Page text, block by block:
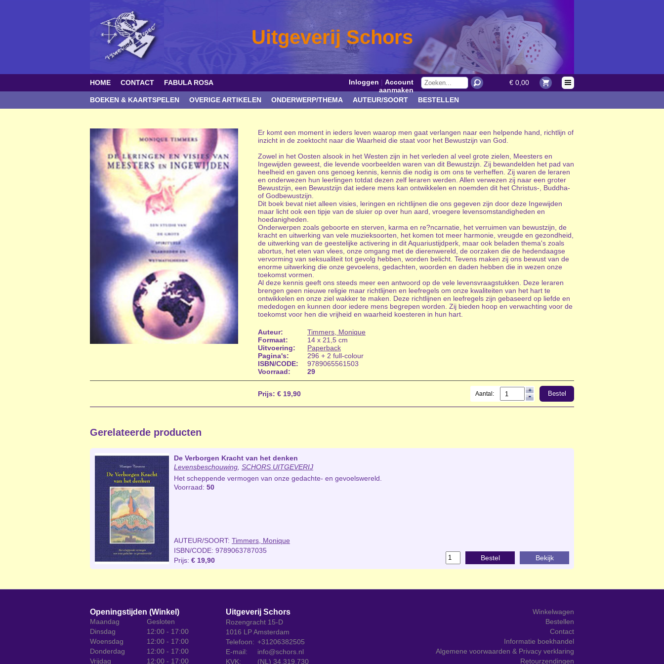
HOME CONTACT FABULA ROSA € 0,00
Inloggen | Account
aanmaken
Uitgeverij Schors
BOEKEN & KAARTSPELEN OVERIGE ARTIKELEN ONDERWERP/THEMA AUTEUR/SOORT BESTELLEN
Er komt een moment in ieders leven waarop men gaat verlangen naar een helpende hand, richtlijn of
inzicht in de zoektocht naar die Waarheid die staat voor het Bewustzijn van God.
Zowel in het Oosten alsook in het Westen zijn in het verleden al veel grote zielen, Meesters en
Ingewijden geweest, die levende voorbeelden waren van dit Bewustzijn. Zij bewandelden het pad van
heelheid en gaven ons genoeg kennis, kennis die nodig is om ons te verheffen. Zij waren de leraren
en onderwezen hun leerlingen totdat dezen zelf leraren werden. Allen verwezen zij naar een groter
Bewustzijn, een Bewustzijn dat iedere mens kan ontwikkelen en noemden dit het Christus-, Buddha-
of Godbewustzijn.
Dit boek bevat niet alleen visies, leringen en richtlijnen die ons gegeven zijn door deze Ingewijden
maar licht ook een tipje van de sluier op over hun aard, vroegere levensomstandigheden en
hoedanigheden.
Onderwerpen zoals geboorte en sterven, karma en re?ncarnatie, het verruimen van bewustzijn, de
kracht en uitwerking van vele muzieksoorten, het komen tot meer harmonie, vreugde en gezondheid,
de uitwerking van de geestelijke activering in dit Aquariustijdperk, maar ook beladen thema's zoals
abortus, het eten van vlees, onze omgang met de dierenwereld, de oorzaken die de hedendaagse
vervorming van seksualiteit tot gevolg hebben, worden belicht. Tevens maken zij ons bewust van de
enorme uitwerking die onze gevoelens, gedachten, woorden en daden hebben die in wezen onze
toekomst vormen.
Al deze kennis geeft ons steeds meer een antwoord op de vele levensvraagstukken. Deze leraren
brengen geen nieuwe religie maar richtlijnen en leefregels om onze kwaliteiten van het hart te
ontwikkelen en onze ziel wakker te maken. Deze richtlijnen en leefregels zijn gebaseerd op liefde en
mededogen en kunnen door iedere mens begrepen worden. Zij bieden hoop en verwachting voor de
toekomst voor hen die vrijheid en waarheid koesteren in hun hart.
Auteur:
Timmers, Monique
Formaat:
14 x 21,5 cm
Uitvoering:
Paperback
Pagina's:
296 + 2 full-colour
ISBN/CODE:
9789065561503
Voorraad:
29
Prijs: € 19,90 Aantal: Bestel
Gerelateerde producten
De Verborgen Kracht van het denken
Levensbeschouwing SCHORS UITGEVERIJ
Het scheppende vermogen van onze gedachte- en gevoelswereld.
Voorraad: 50
AUTEUR/SOORT: Timmers, Monique
ISBN/CODE: 9789063787035
Prijs: € 19,90 Bestel Bekijk
Openingstijden (Winkel)
Maandag
Gesloten
Dinsdag
12:00 - 17:00
Woensdag
12:00 - 17:00
Donderdag
12:00 - 17:00
Vrijdag
12:00 - 17:00
Uitgeverij Schors
Rozengracht 15-D
1016 LP Amsterdam
Telefoon: +31206382505
E-mail:
info@schors.nl
KVK:
(NL) 34.319.730
Winkelwagen
Bestellen
Contact
Informatie boekhandel
Algemene voorwaarden & Privacy verklaring
Retourzendingen